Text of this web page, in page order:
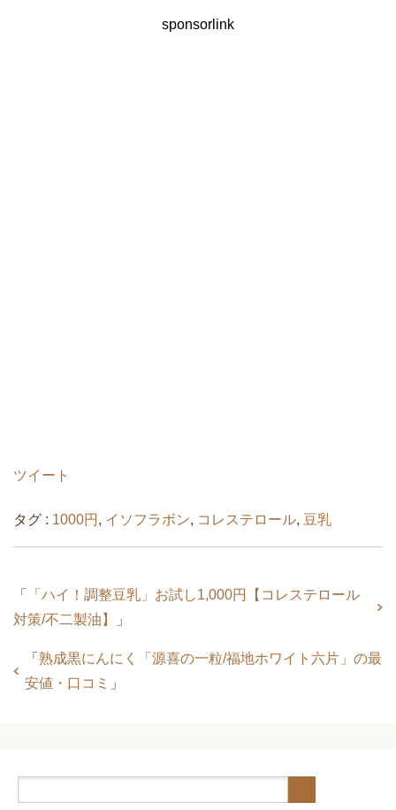
sponsorlink
ツイート
タグ : 1000円 , イソフラボン, コレステロール, 豆乳
「
「ハイ！調整豆乳」お試し1,000円【コレステロール
対策/不二製油】
」
「 熟成黒にんにく「源喜の一粒/福地ホワイト六片」の最
安値・口コミ 」